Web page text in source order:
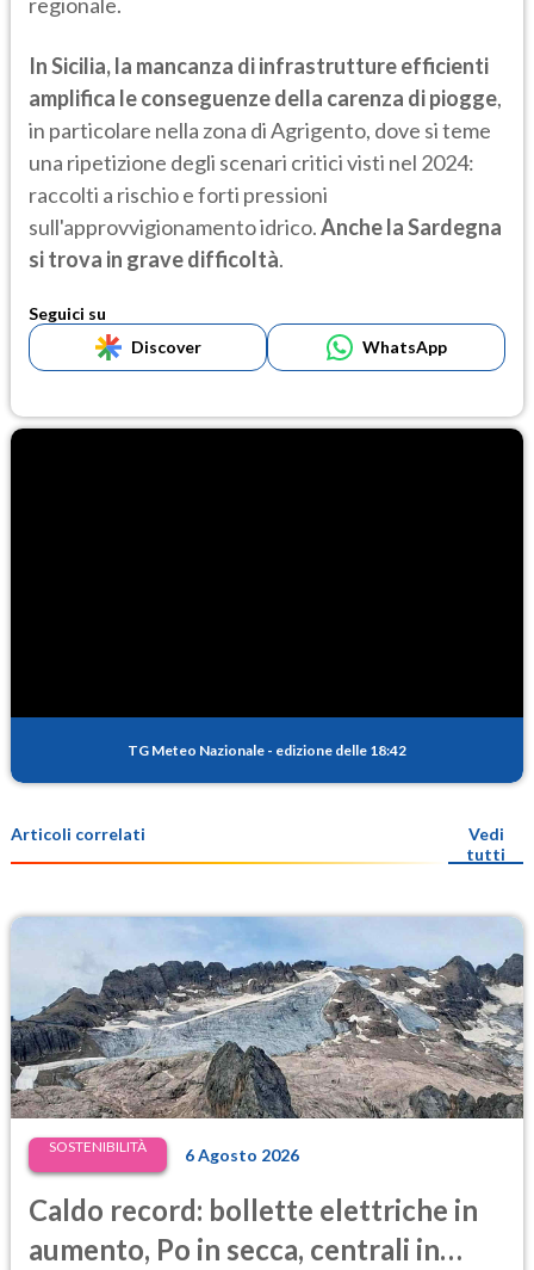
In Sicilia, la mancanza di infrastrutture efficienti
amplifica le conseguenze della carenza di piogge,
in particolare nella zona di Agrigento, dove si teme
una ripetizione degli scenari critici visti nel 2024:
raccolti a rischio e forti pressioni
sull'approvvigionamento idrico.Anche la Sardegna
si trova in grave difficoltà.
Seguici su
Discover
WhatsApp
TG Meteo Nazionale - edizione delle 18:42
Articoli correlati
Vedi
tutti
SOSTENIBILITÀ 6 Agosto 2026
Caldo record: bollette elettriche in
aumento, Po in secca, centrali in